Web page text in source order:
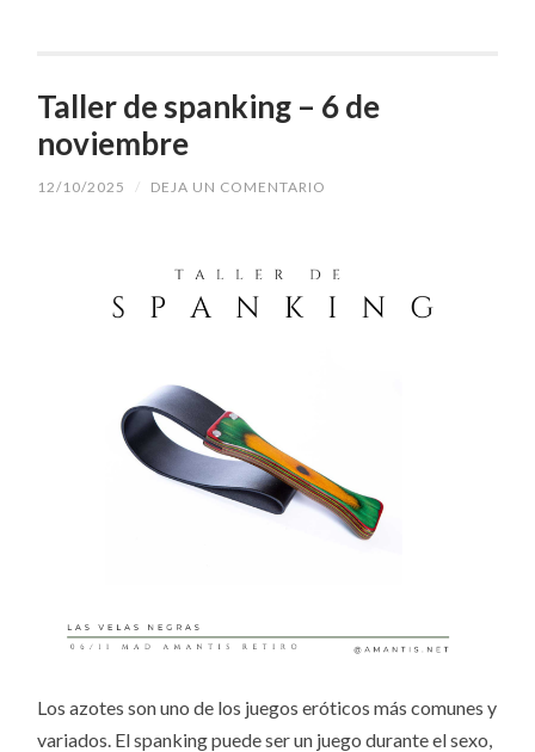
Taller de spanking – 6 de
noviembre
12/10/2025 / DEJA UN COMENTARIO
Los azotes son uno de los juegos eróticos más comunes y
variados. El spankingpuede ser un juego durante el sexo,